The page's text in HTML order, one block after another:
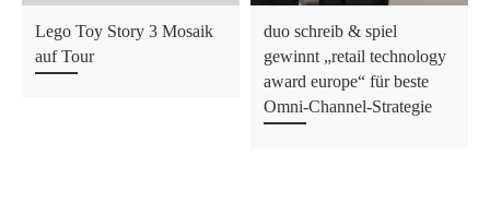
Lego Toy Story 3 Mosaik
auf Tour
duo schreib & spiel
gewinnt „retail technology
award europe“ für beste
Omni-Channel-Strategie